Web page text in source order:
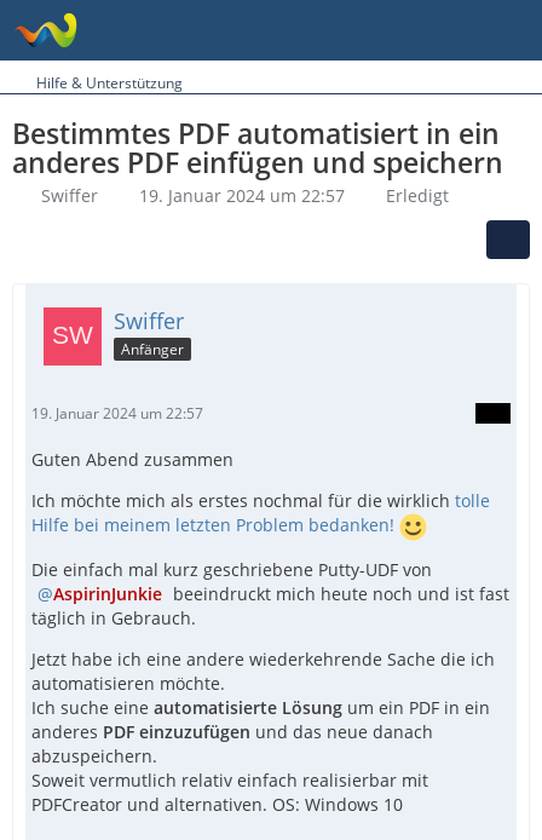
Hilfe & Unterstützung
Bestimmtes PDF automatisiert in ein
anderes PDF einfügen und speichern
Swiffer 19. Januar 2024 um 22:57 Erledigt
Swiffer
Anfänger
19. Januar 2024 um 22:57
Guten Abend zusammen
Ich möchte mich als erstes nochmal für die wirklich tolle
Hilfe bei meinem letzten Problem bedanken!
Die einfach mal kurz geschriebene Putty-UDF von
AspirinJunkie beeindruckt mich heute noch und ist fast
täglich in Gebrauch.
Jetzt habe ich eine andere wiederkehrende Sache die ich
automatisieren möchte.
Ich suche eine automatisierte Lösung um ein PDF in ein
anderes PDF einzuzufügen und das neue danach
abzuspeichern.
Soweit vermutlich relativ einfach realisierbar mit
PDFCreator und alternativen. OS: Windows 10